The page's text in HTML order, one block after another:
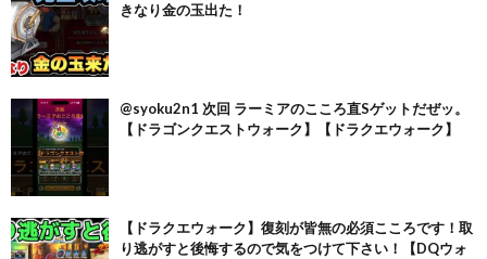
きなり金の玉出た！
@syoku2n1 次回 ラーミアのこころ直Sゲットだぜッ。
【ドラゴンクエストウォーク】【ドラクエウォーク】
【ドラクエウォーク】復刻が皆無の必須こころです！取
り逃がすと後悔するので気をつけて下さい！【DQウォ